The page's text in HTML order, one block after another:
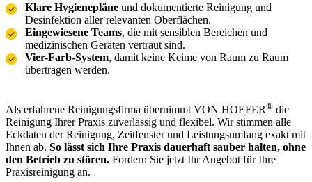
Klare Hygienepläne und dokumentierte Reinigung und
Desinfektion aller relevanten Oberflächen.
Eingewiesene Teams, die mit sensiblen Bereichen und
medizinischen Geräten vertraut sind.
Vier-Farb-System, damit keine Keime von Raum zu Raum
übertragen werden.
Als erfahrene Reinigungsfirma übernimmt VON HOEFER® die
Reinigung Ihrer Praxis zuverlässig und flexibel. Wir stimmen alle
Eckdaten der Reinigung, Zeitfenster und Leistungsumfang exakt mit
Ihnen ab. So lässt sich Ihre Praxis dauerhaft sauber halten, ohne
den Betrieb zu stören. Fordern Sie jetzt Ihr Angebot für Ihre
Praxisreinigung an.